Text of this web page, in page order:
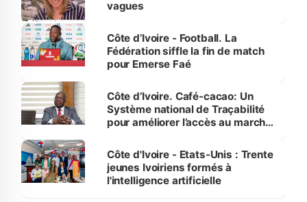
vagues
Côte d’Ivoire - Football. La
Fédération siffle la fin de match
pour Emerse Faé
Côte d’Ivoire. Café-cacao: Un
Système national de Traçabilité
pour améliorer l’accès au marché
Côte d'Ivoire - Etats-Unis : Trente
jeunes Ivoiriens formés à
l'intelligence artificielle